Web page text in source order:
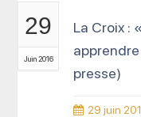
29
Juin 2016
La Croix :
presse)
29 juin